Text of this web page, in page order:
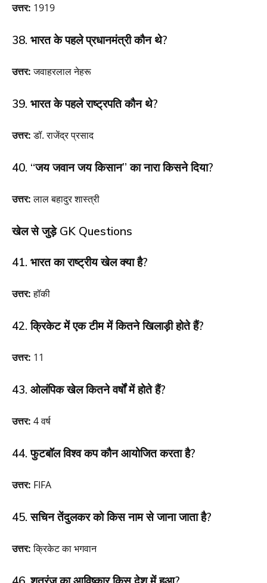
उत्तर: 1919
38. भारत के पहले प्रधानमंत्री कौन थे?
उत्तर:जवाहरलाल नेहरू
39. भारत के पहले राष्ट्रपति कौन थे?
उत्तर:डॉ. राजेंद्र प्रसाद
40. “जय जवान जय किसान” का नारा किसने दिया?
उत्तर:लाल बहादुर शास्त्री
खेल से जुड़े GK Questions
41. भारत का राष्ट्रीय खेल क्या है?
उत्तर:हॉकी
42. क्रिकेट में एक टीम में कितने खिलाड़ी होते हैं?
उत्तर: 11
43. ओलंपिक खेल कितने वर्षों में होते हैं?
उत्तर: 4 वर्ष
44. फुटबॉल विश्व कप कौन आयोजित करता है?
उत्तर: FIFA
45. सचिन तेंदुलकर को किस नाम से जाना जाता है?
उत्तर:क्रिकेट का भगवान